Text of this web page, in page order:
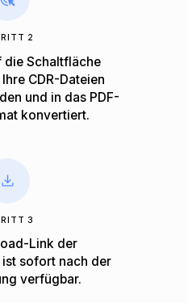
2
die Schaltfläche
CDR-Dateien
und in das PDF-
konvertiert.
3
Link der
sofort nach der
verfügbar.